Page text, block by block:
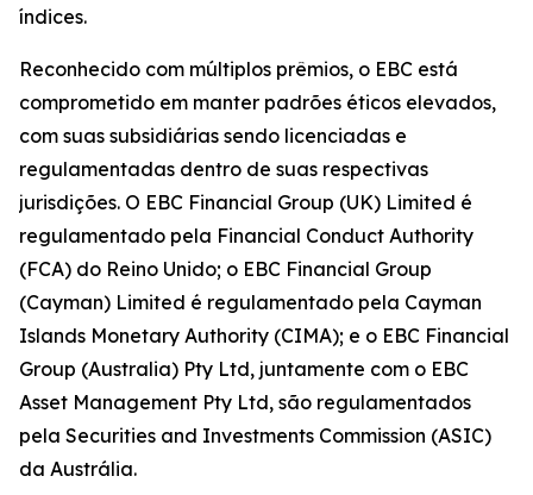
índices.
Reconhecido com múltiplos prêmios, o EBC está
comprometido em manter padrões éticos elevados,
com suas subsidiárias sendo licenciadas e
regulamentadas dentro de suas respectivas
jurisdições. O EBC Financial Group (UK) Limited é
regulamentado pela Financial Conduct Authority
(FCA) do Reino Unido; o EBC Financial Group
(Cayman) Limited é regulamentado pela Cayman
Islands Monetary Authority (CIMA); e o EBC Financial
Group (Australia) Pty Ltd, juntamente com o EBC
Asset Management Pty Ltd, são regulamentados
pela Securities and Investments Commission (ASIC)
da Austrália.